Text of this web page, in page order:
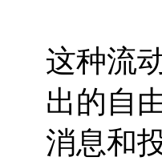
这种流
出的自
消息和